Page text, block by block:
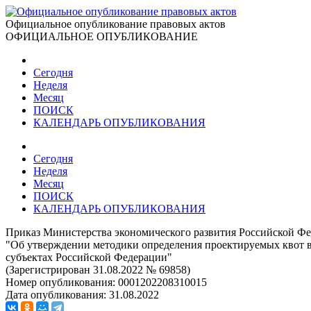
Официальное опубликование правовых актов
ОФИЦИАЛЬНОЕ ОПУБЛИКОВАНИЕ
Сегодня
Неделя
Месяц
ПОИСК
КАЛЕНДАРЬ ОПУБЛИКОВАНИЯ
Сегодня
Неделя
Месяц
ПОИСК
КАЛЕНДАРЬ ОПУБЛИКОВАНИЯ
Приказ Министерства экономического развития Российской
"Об утверждении методики определения проектируемых квот
субъектах Российской Федерации"
(Зарегистрирован 31.08.2022 № 69858)
Номер опубликования: 0001202208310015
Дата опубликования: 31.08.2022